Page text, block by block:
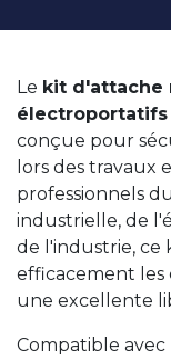
Le kit d'attache
électroportatifs
conçue pour
lors des travaux
professionnels
industrielle, de
de l'industrie, ce
efficacement
une excellente
Compatible